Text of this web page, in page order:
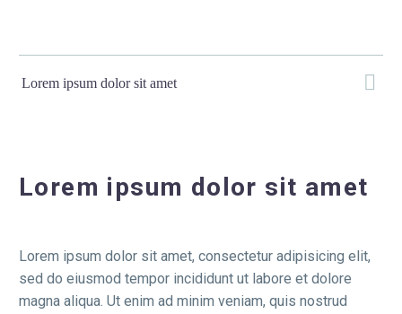
Lorem ipsum dolor sit amet
Lorem ipsum dolor sit amet
Lorem ipsum dolor sit amet, consectetur adipisicing elit,
sed do eiusmod tempor incididunt ut labore et dolore
magna aliqua. Ut enim ad minim veniam, quis nostrud